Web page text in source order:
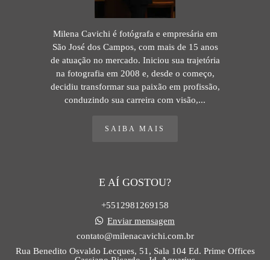
Milena Cavichi é fotógrafa e empresária em
São José dos Campos, com mais de 15 anos
de atuação no mercado. Iniciou sua trajetória
na fotografia em 2008 e, desde o começo,
decidiu transformar sua paixão em profissão,
conduzindo sua carreira com visão,...
SAIBA MAIS
E AÍ GOSTOU?
+5512981269158
Enviar mensagem
contato@milenacavichi.com.br
Rua Benedito Osvaldo Lecques, 51, Sala 104 Ed. Prime Offices